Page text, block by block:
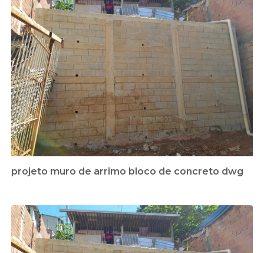
projeto muro de arrimo bloco de concreto dwg